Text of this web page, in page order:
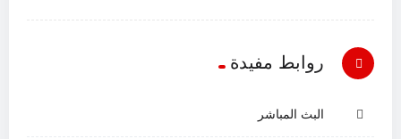
روابط مفيدة
البث المباشر